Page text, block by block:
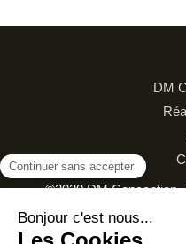
DM
©2020 DM Conception